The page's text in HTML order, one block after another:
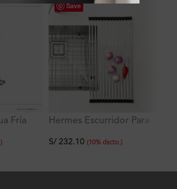
Fría
de
)
Save
Hermes Escurridor Para
Inoxidable
S/232.10 (10% dscto.)